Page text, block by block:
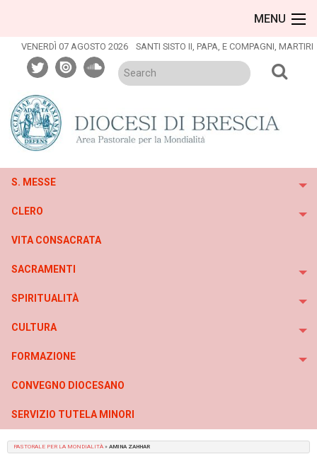
content
MENU
VENERDÌ 07 AGOSTO 2026 SANTI SISTO II, PAPA, E COMPAGNI, MARTIRI
twitterissuusoundcloud
S. MESSE
CLERO
VITA CONSACRATA
SACRAMENTI
SPIRITUALITÀ
CULTURA
FORMAZIONE
CONVEGNO DIOCESANO
SERVIZIO TUTELA MINORI
PASTORALE PER LA MONDIALITÀ » AMINA ZAHHAR